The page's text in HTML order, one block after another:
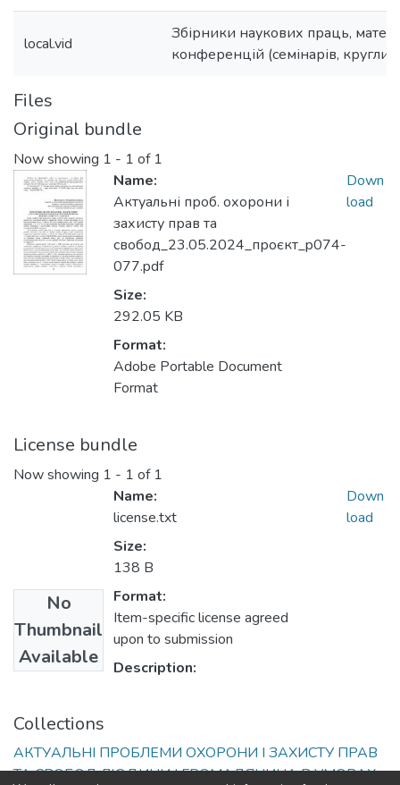
local.vid
Збірники наукових праць,
конференцій (семінарів, круглих
Files
Original bundle
Now showing 1 - 1 of 1
Name:
Актуальні проб. охорони і
захисту прав та
свобод_23.05.2024_проєкт_p074-
077.pdf
Size:
292.05 KB
Format:
Adobe Portable Document
Format
Down
load
License bundle
Now showing 1 - 1 of 1
No
Thumbnail
Available
Name:
license.txt
Size:
138 B
Format:
Item-specific license agreed
upon to submission
Description:
Down
load
Collections
АКТУАЛЬНІ ПРОБЛЕМИ ОХОРОНИ І ЗАХИСТУ ПРАВ
ТА СВОБОД ЛЮДИНИ І ГРОМАДЯНИНА В УМОВАХ